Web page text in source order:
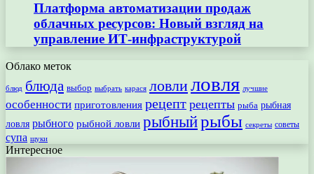
Платформа автоматизации продаж
облачных ресурсов: Новый взгляд на
управление ИТ-инфраструктурой
Облако меток
блюд блюда выбор выбрать карася ловлиловля лучшие
особенности приготовления рецепт рецепты рыба рыбная
ловля рыбного рыбной ловли рыбныйрыбы секреты советы
супа щуки
Интересное